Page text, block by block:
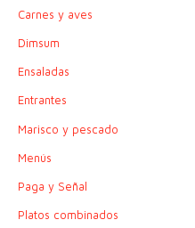
Carnes y aves
Dimsum
Ensaladas
Entrantes
Marisco y pescado
Menús
Paga y Señal
Platos combinados